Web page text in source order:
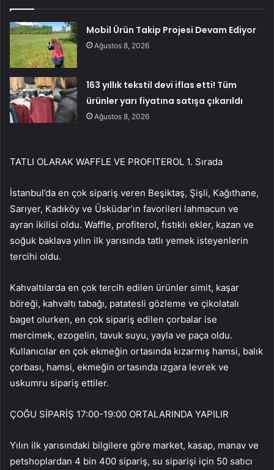
Mobil Ürün Takip Projesi Devam Ediyor
Ağustos 8, 2026
163 yıllık tekstil devi iflas etti! Tüm
ürünler yarı fiyatına satışa çıkarıldı
Ağustos 8, 2026
TATLI OLARAK WAFFLE VE PROFITEROL 1. Sırada
İstanbul’da en çok sipariş veren Beşiktaş, Şişli, Kağıthane,
Sarıyer, Kadıköy ve Üsküdar’ın favorileri lahmacun ve
ayran ikilisi oldu. Waffle, profiterol, fıstıklı ekler, kazan ve
soğuk baklava yılın ilk yarısında tatlı yemek isteyenlerin
tercihi oldu.
Kahvaltılarda en çok tercih edilen ürünler simit, kaşar
böreği, kahvaltı tabağı, patatesli gözleme ve çikolatalı
baget olurken, en çok sipariş edilen çorbalar ise
mercimek, ezogelin, tavuk suyu, yayla ve paça oldu.
Kullanıcılar en çok ekmeğin ortasında kızarmış hamsi, balık
çorbası, hamsi, ekmeğin ortasında ızgara levrek ve
uskumru sipariş ettiler.
ÇOĞU SİPARİŞ 17:00-19:00 ORTALARINDA YAPILIR
Yılın ilk yarısındaki bilgilere göre market, kasap, manav ve
petshoplardan 4 bin 400 sipariş, su siparişi için 50 satıcı